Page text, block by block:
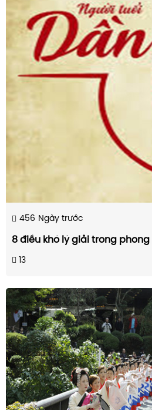
456 Ngày trước
8 điều khó lý giải trong
13